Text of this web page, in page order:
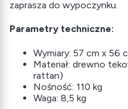
zaprasza do wypoczynku.
Parametry techniczne:
Wymiary: 57 cm x 56
Materiał: drewno
rattan)
Nośność: 110 kg
Waga: 8,5 kg